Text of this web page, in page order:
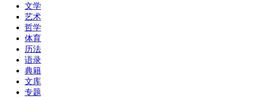
文学
艺术
哲学
体育
历法
语录
典籍
文库
专题